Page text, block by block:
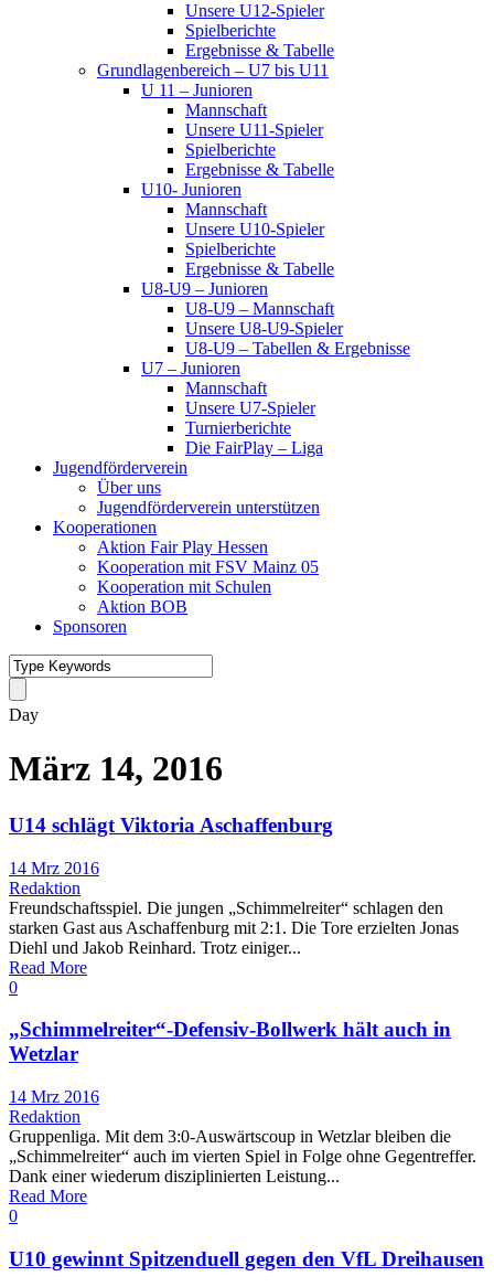
Unsere U12-Spieler
Spielberichte
Ergebnisse & Tabelle
Grundlagenbereich – U7 bis U11
U 11 – Junioren
Mannschaft
Unsere U11-Spieler
Spielberichte
Ergebnisse & Tabelle
U10- Junioren
Mannschaft
Unsere U10-Spieler
Spielberichte
Ergebnisse & Tabelle
U8-U9 – Junioren
U8-U9 – Mannschaft
Unsere U8-U9-Spieler
U8-U9 – Tabellen & Ergebnisse
U7 – Junioren
Mannschaft
Unsere U7-Spieler
Turnierberichte
Die FairPlay – Liga
Jugendförderverein
Über uns
Jugendförderverein unterstützen
Kooperationen
Aktion Fair Play Hessen
Kooperation mit FSV Mainz 05
Kooperation mit Schulen
Aktion BOB
Sponsoren
Day
März 14, 2016
U14 schlägt Viktoria Aschaffenburg
14 Mrz 2016
Redaktion
Freundschaftsspiel. Die jungen „Schimmelreiter“ schlagen den
starken Gast aus Aschaffenburg mit 2:1. Die Tore erzielten Jonas
Diehl und Jakob Reinhard. Trotz einiger...
Read More
0
„Schimmelreiter“-Defensiv-Bollwerk hält auch in
Wetzlar
14 Mrz 2016
Redaktion
Gruppenliga. Mit dem 3:0-Auswärtscoup in Wetzlar bleiben die
„Schimmelreiter“ auch im vierten Spiel in Folge ohne Gegentreffer.
Dank einer wiederum disziplinierten Leistung...
Read More
0
U10 gewinnt Spitzenduell gegen den VfL Dreihausen